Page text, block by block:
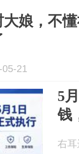
大娘，不
05-21
5
钱
右